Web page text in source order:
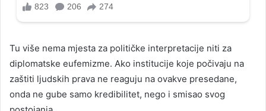
Tu više nema mjesta za političke interpretacije niti za
diplomatske eufemizme. Ako institucije koje počivaju na
zaštiti ljudskih prava ne reaguju na ovakve presedane,
onda ne gube samo kredibilitet, nego i smisao svog